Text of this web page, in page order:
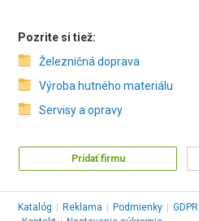
Pozrite si tiež:
Železničná doprava
Výroba hutného materiálu
Servisy a opravy
Pridať firmu
Katalóg Reklama Podmienky GDPR